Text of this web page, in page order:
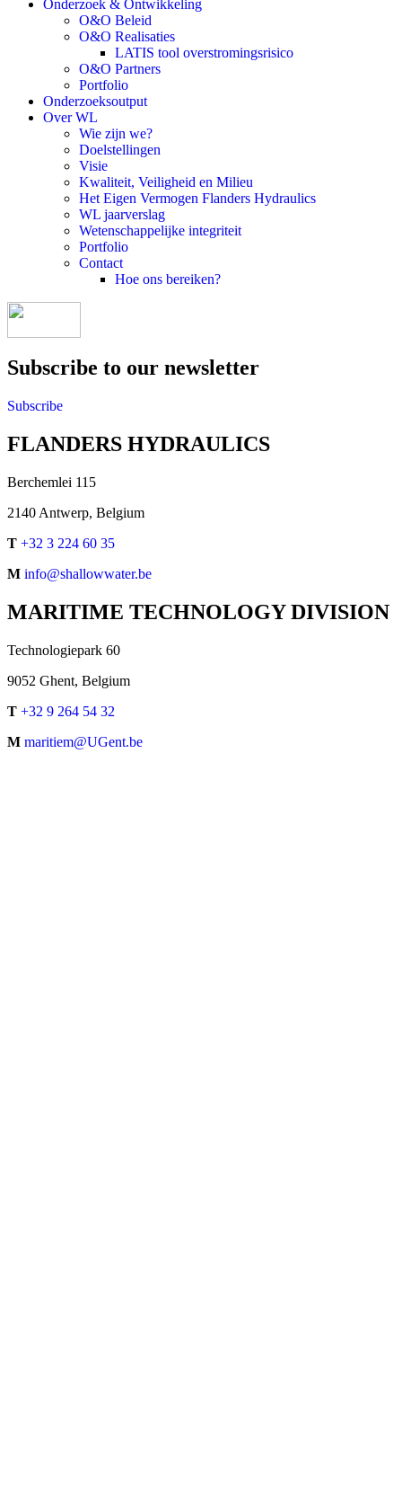
Onderzoek & Ontwikkeling
O&O Beleid
O&O Realisaties
LATIS tool overstromingsrisico
O&O Partners
Portfolio
Onderzoeksoutput
Over WL
Wie zijn we?
Doelstellingen
Visie
Kwaliteit, Veiligheid en Milieu
Het Eigen Vermogen Flanders Hydraulics
WL jaarverslag
Wetenschappelijke integriteit
Portfolio
Contact
Hoe ons bereiken?
Subscribe to our newsletter
Subscribe
FLANDERS HYDRAULICS
Berchemlei 115
2140 Antwerp, Belgium
T +32 3 224 60 35
M info@shallowwater.be
MARITIME TECHNOLOGY DIVISION
Technologiepark 60
9052 Ghent, Belgium
T +32 9 264 54 32
M maritiem@UGent.be